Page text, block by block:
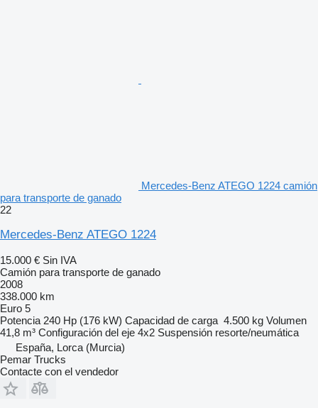
Mercedes-Benz ATEGO 1224 camión
para transporte de ganado
22
Mercedes-Benz ATEGO 1224
15.000 € Sin IVA
Camión para transporte de ganado
2008
338.000 km
Euro 5
Potencia 240 Hp (176 kW) Capacidad de carga 4.500 kg Volumen
41,8 m³ Configuración del eje 4x2 Suspensión resorte/neumática
España, Lorca (Murcia)
Pemar Trucks
Contacte con el vendedor